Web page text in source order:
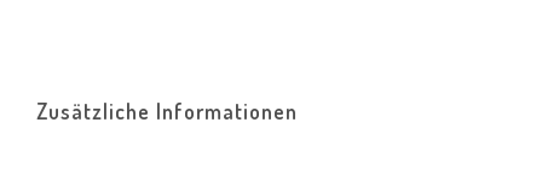
Zusätzliche Informationen